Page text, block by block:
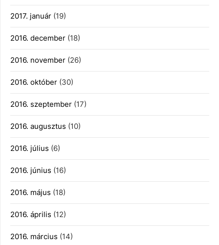
2017. január (19)
2016. december (18)
2016. november (26)
2016. október (30)
2016. szeptember (17)
2016. augusztus (10)
2016. július (6)
2016. június (16)
2016. május (18)
2016. április (12)
2016. március (14)